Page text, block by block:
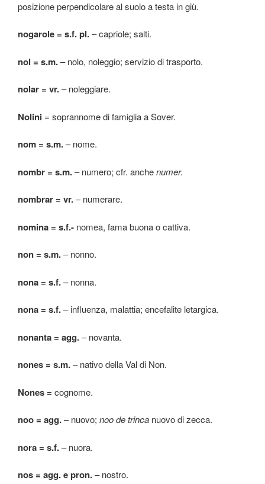
posizione perpendicolare al suolo a testa in giù.
nogarole = s.f. pl.– capriole; salti.
nol = s.m.– nolo, noleggio; servizio di trasporto.
nolar = vr.– noleggiare.
Nolini = soprannome di famiglia a Sover.
nom = s.m.– nome.
nombr = s.m.– numero; cfr. anchenumer.
nombrar = vr.– numerare.
nomina = s.f.- nomea, fama buona o cattiva.
non = s.m.– nonno.
nona = s.f.– nonna.
nona = s.f.– influenza, malattia; encefalite letargica.
nonanta = agg.– novanta.
nones = s.m.– nativo della Val di Non.
Nones = cognome.
noo = agg.– nuovo; noo de trinca nuovo di zecca.
nora = s.f.– nuora.
nos = agg. e pron.– nostro.